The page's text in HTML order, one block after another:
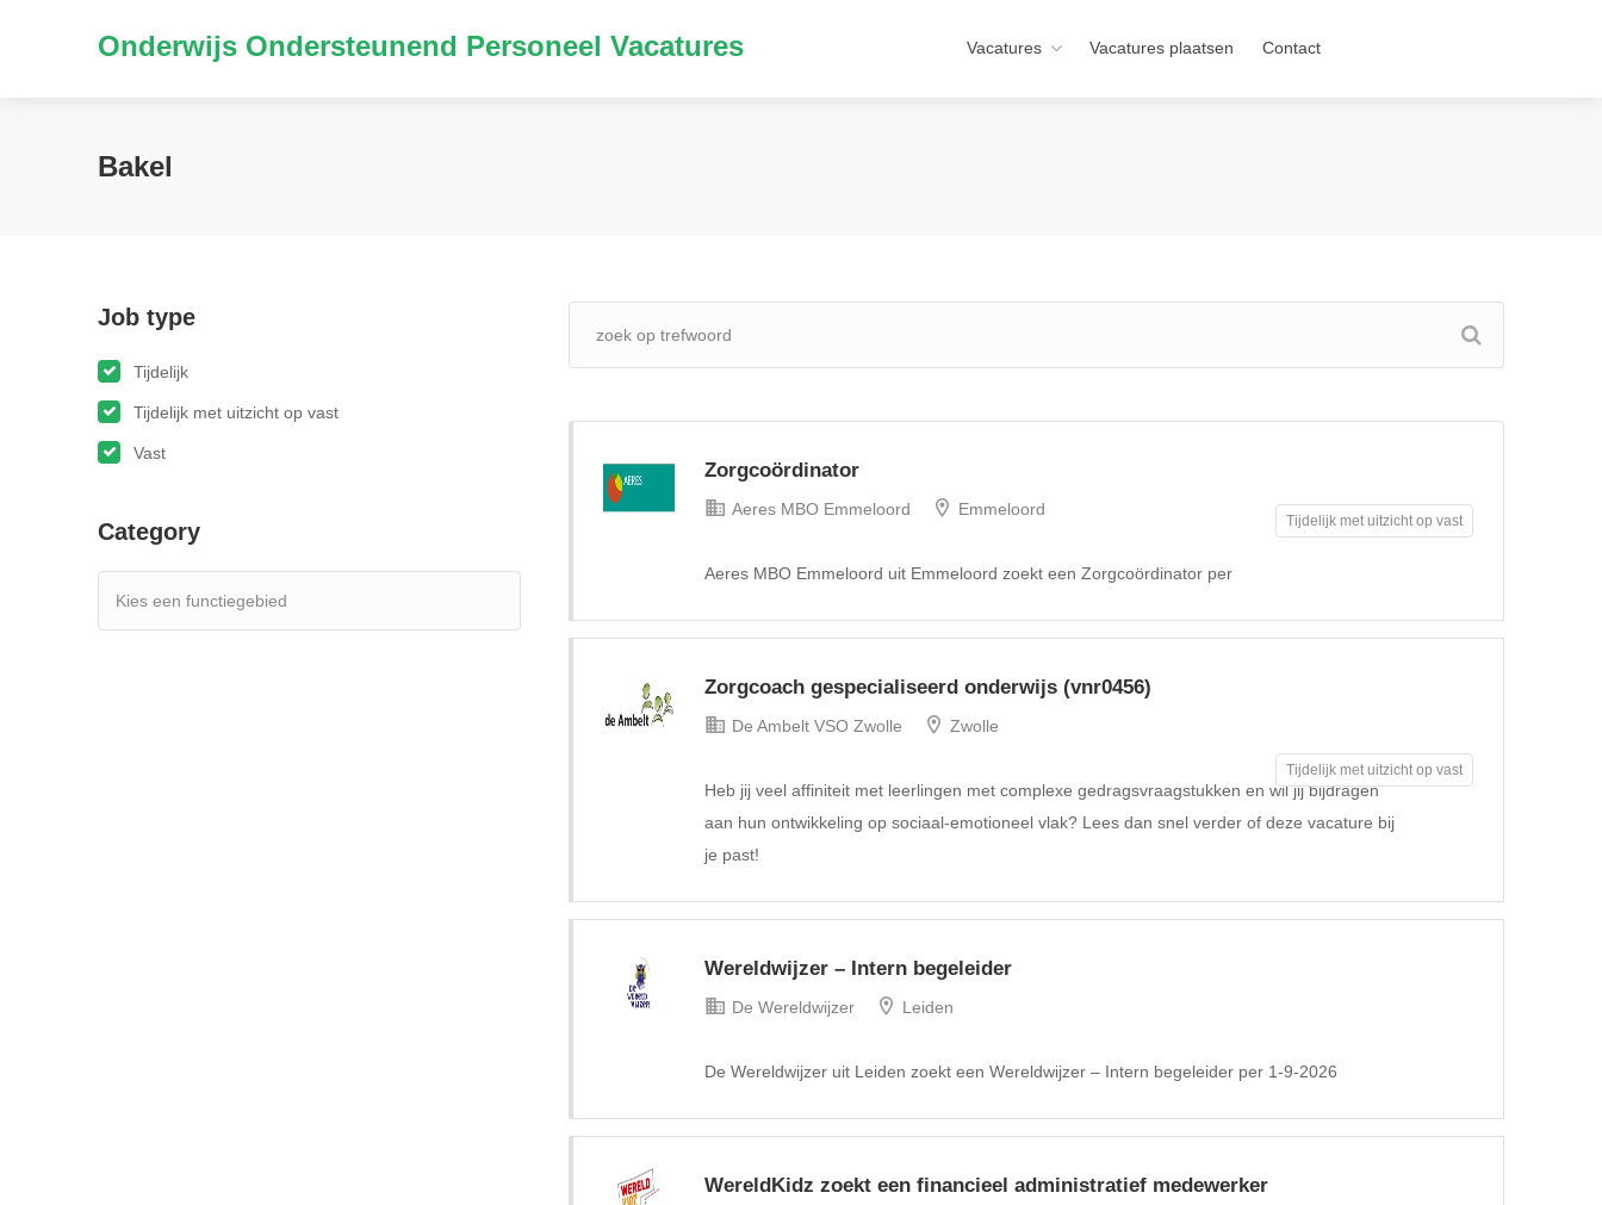
Onderwijs Ondersteunend Personeel Vacatures Vacatures Vacatures plaatsen Contact
Bakel
Job type
Tijdelijk
Tijdelijk met uitzicht op vast
Vast
Category
Zorgcoördinator
Tijdelijk met uitzicht op vast
Aeres MBO Emmeloord Emmeloord
Aeres MBO Emmeloord uit Emmeloord zoekt een Zorgcoördinator per
Zorgcoach gespecialiseerd onderwijs (vnr0456)
Tijdelijk met uitzicht op vast
De Ambelt VSO Zwolle Zwolle
Heb jij veel affiniteit met leerlingen met complexe gedragsvraagstukken en wil jij bijdragen
aan hun ontwikkeling op sociaal-emotioneel vlak? Lees dan snel verder of deze vacature bij
je past!
Wereldwijzer – Intern begeleider
De Wereldwijzer Leiden
De Wereldwijzer uit Leiden zoekt een Wereldwijzer – Intern begeleider per 1-9-2026
WereldKidz zoekt een financieel administratief medewerker